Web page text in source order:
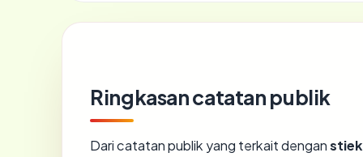
Ringkasan catatan publik
Dari catatan publik yang terkait dengan